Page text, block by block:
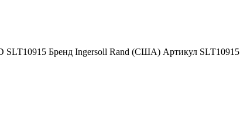
SLT10915 Бренд Ingersoll Rand (США) Артикул SLT10915